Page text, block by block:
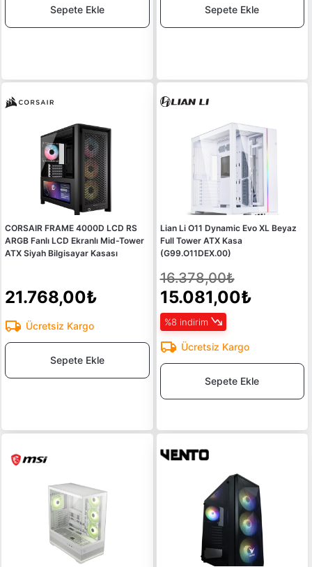
Sepete Ekle Sepete Ekle
CORSAIR FRAME 4000D LCD RS
ARGB Fanlı LCD Ekranlı Mid-Tower
ATX Siyah Bilgisayar Kasası
21.768,00₺
Ücretsiz Kargo
Sepete Ekle
Lian Li O11 Dynamic Evo XL Beyaz
Full Tower ATX Kasa
(G99.O11DEX.00)
16.378,00₺
15.081,00₺
%8 indirim
Ücretsiz Kargo
Sepete Ekle